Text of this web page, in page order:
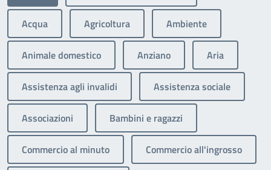
Acqua Agricoltura Ambiente
Animale domestico Anziano Aria
Assistenza agli invalidi Assistenza sociale
Associazioni Bambini e ragazzi
Commercio al minuto Commercio all'ingrosso